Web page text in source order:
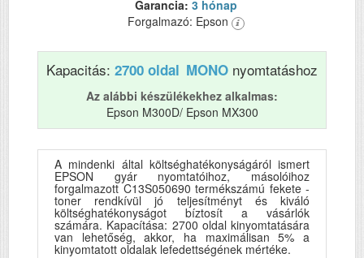
Garancia: 3 hónap
Forgalmazó: Epson
Kapacitás: 2700 oldal MONO nyomtatáshoz
Az alábbi készülékekhez alkalmas:
Epson M300D/ Epson MX300
A mindenki által költséghatékonyságáról ismert
EPSON gyár nyomtatóihoz, másolóihoz
forgalmazott C13S050690 termékszámú fekete -
toner rendkívül jó teljesítményt és kiváló
költséghatékonyságot bíztosít a vásárlók
számára. Kapacítása: 2700 oldal kinyomtatására
van lehetőség, akkor, ha maximálisan 5% a
kinyomtatott oldalak lefedettségének mértéke.